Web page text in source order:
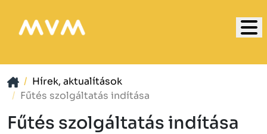
Hírek, aktualítások
Fűtés szolgáltatás indítása
Fűtés szolgáltatás indítása